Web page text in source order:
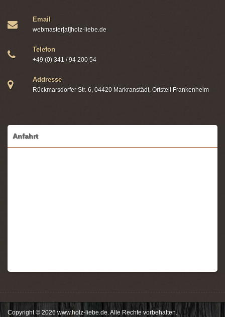
Email
webmaster[at]holz-liebe.de
Telefon
+49 (0) 341 / 94 200 54
Addresse
Rückmarsdorfer Str. 6, 04420 Markranstädt, Ortsteil Frankenheim
Anfahrt
Copyright © 2026 www.holz-liebe.de. Alle Rechte vorbehalten.